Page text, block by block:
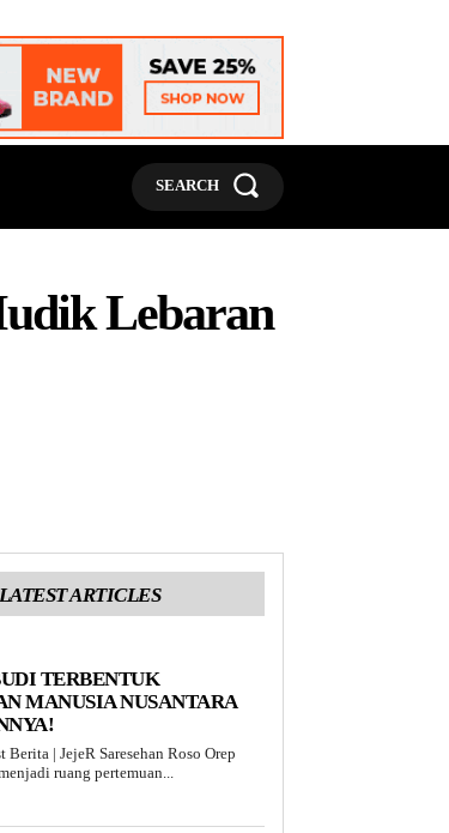
SEARCH
Lebaran
LATEST ARTICLES
TERBENTUK
MANUSIA NUSANTARA
Berita | JejeR Saresehan Roso Orep
ruang pertemuan...